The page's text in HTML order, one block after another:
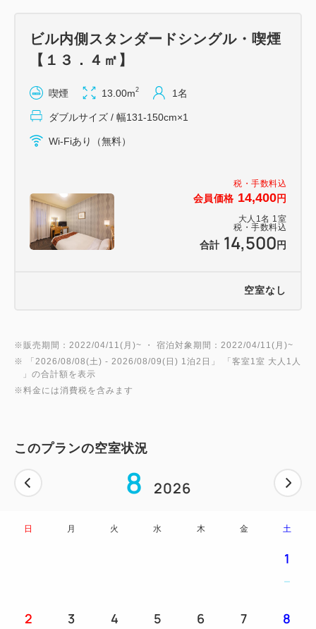
税・手数料込
会員価格 14,400円
大人 1 名 1 室
税・手数料込
合計 14,500 円
ビル内側スタンダードシングル・喫煙
【１３．４㎡】
喫煙 13.00m2 1名
ダブルサイズ / 幅131-150cm×1
Wi-Fiあり（無料）
空室なし
※販売期間：2022/04/11(月)~ ・ 宿泊対象期間：2022/04/11(月)~
※ 「 2026/08/08(土) - 2026/08/09(日) 1泊2日 」 「客室1室 大人1人
」の合計額を表示
※料金には消費税を含みます
このプランの空室状況
8 2026
日 月 火 水 木 金 土
1
2 3 4 5 6 7 8